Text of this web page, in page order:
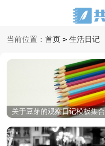
当前位置：首页 > 生活日记
关于豆芽的观察日记模板集合